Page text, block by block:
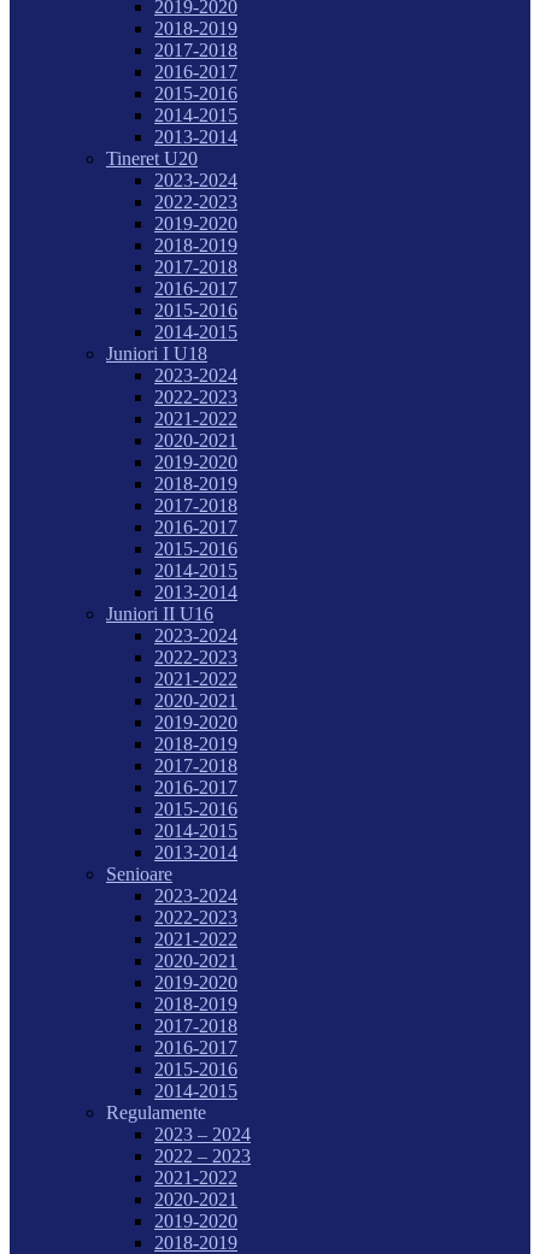
2019-2020
2018-2019
2017-2018
2016-2017
2015-2016
2014-2015
2013-2014
Tineret U20
2023-2024
2022-2023
2019-2020
2018-2019
2017-2018
2016-2017
2015-2016
2014-2015
Juniori I U18
2023-2024
2022-2023
2021-2022
2020-2021
2019-2020
2018-2019
2017-2018
2016-2017
2015-2016
2014-2015
2013-2014
Juniori II U16
2023-2024
2022-2023
2021-2022
2020-2021
2019-2020
2018-2019
2017-2018
2016-2017
2015-2016
2014-2015
2013-2014
Senioare
2023-2024
2022-2023
2021-2022
2020-2021
2019-2020
2018-2019
2017-2018
2016-2017
2015-2016
2014-2015
Regulamente
2023 – 2024
2022 – 2023
2021-2022
2020-2021
2019-2020
2018-2019